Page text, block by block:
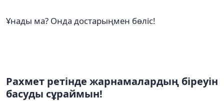
Ұнады ма? Онда достарыңмен бөліс!
Рахмет ретінде жарнамалардың біреуін
басуды сұраймын!